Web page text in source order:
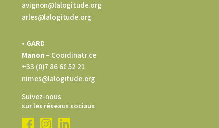
avignon@lalogitude.org
arles@lalogitude.org
• GARD
Manon – Coordinatrice
+33 (0)7 86 68 52 21
nimes@lalogitude.org
Suivez-nous
sur les réseaux sociaux